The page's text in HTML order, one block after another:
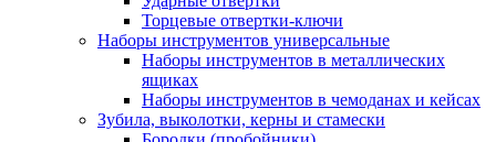
Торцевые отвертки-ключи
Наборы инструментов универсальные
Наборы инструментов в металлических
ящиках
Наборы инструментов в чемоданах и кейсах
Зубила, выколотки, керны и стамески